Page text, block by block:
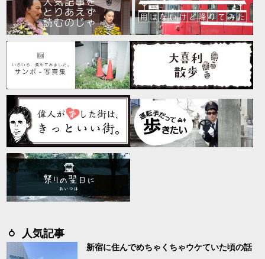
人気記事
新宿に住んでめちゃくちゃウケていた頃の話